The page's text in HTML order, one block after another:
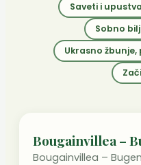
Saveti i upustva
Sobno
Ukrasno
Bougainvillea –
Bougainvillea –